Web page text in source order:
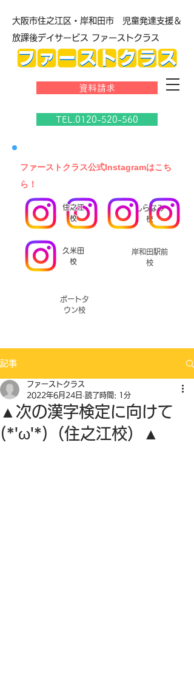
大阪市住之江区・岸和田市 児童発達支援＆
放課後デイサービス ファーストクラス
資料請求
TEL.0120-520-560
​ファーストクラス公式Instagramはこち
ら！
しらなみ
校
久米田
校
岸和田駅前
校
ポートタ
ウン校
住之江
校
記事
▲次の漢字検定に向けて
(*'ω'*)（住之江校）▲
ファーストクラス
2022年6月24日 読了時間: 1分